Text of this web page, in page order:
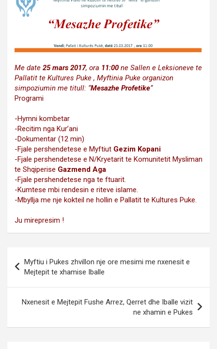
Me date 25 mars 2017, ora 11:00 ne Sallen e Leksioneve te
Pallatit te Kultures Puke , Myftinia Puke organizon
simpoziumin me titull: “Mesazhe Profetike“
Programi
-Hymni kombetar
-Recitim nga Kur’ani
-Dokumentar (12 min)
-Fjale pershendetese e Myftiut Gezim Kopani
-Fjale pershendetese e N/Kryetarit te Komunitetit Mysliman
te Shqiperise Gazmend Aga
-Fjale pershendetese nga te ftuarit.
-Kumtese mbi rendesin e riteve islame.
-Mbyllja me nje kokteil ne hollin e Pallatit te Kultures Puke.
Ju mirepresim !
navigation
Myftiu i Pukes zhvillon nje ore mesimi me nxenesit e
Mejtepit te xhamise Iballe
Nxenesit e Mejtepit Fushe Arrez, Qerret dhe Iballe vizit
ne xhamin e Pukes